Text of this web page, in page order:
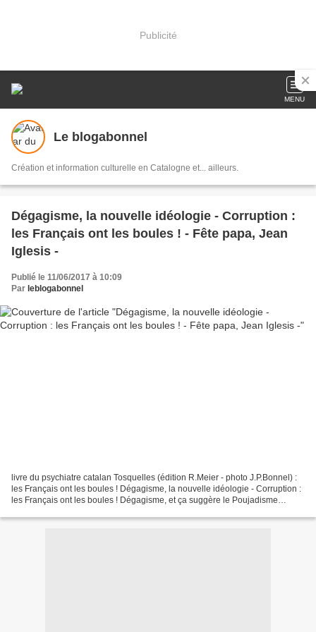
Publicité
MENU
Le blogabonnel
Création et information culturelle en Catalogne et... ailleurs.
Dégagisme, la nouvelle idéologie - Corruption :
les Français ont les boules ! - Fête papa, Jean
Iglesis -
Publié le 11/06/2017 à 10:09
Par leblogabonnel
livre du psychiatre catalan Tosquelles (édition R.Meier - photo J.P.Bonnel) :
les Français ont les boules ! Dégagisme, la nouvelle idéologie - Corruption :
les Français ont les boules ! Dégagisme, et ça suggère le Poujadisme